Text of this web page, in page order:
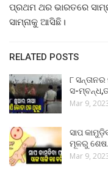
ପ୍ରଥମ ଥର ଭାରତରେ
ସାମ୍ନାକୁ ଆସିଛି।
RELATED POSTS
୮
ସ-
Mar 9,
ସାପ
ମୂଳରୁ
Mar 9,